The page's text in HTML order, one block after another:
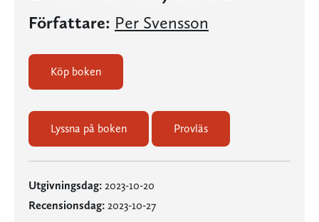
Författare: Per Svensson
Köp boken
Lyssna på boken Provläs
Utgivningsdag: 2023-10-20
Recensionsdag: 2023-10-27